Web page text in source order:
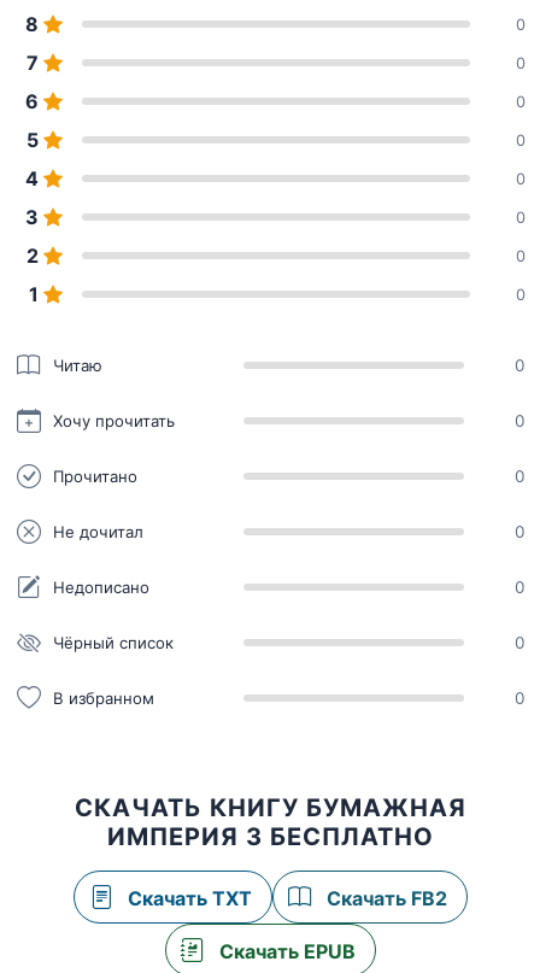
8 0
7 0
6 0
5 0
4 0
3 0
2 0
1 0
Читаю 0
Хочу прочитать 0
Прочитано 0
Не дочитал 0
Недописано 0
Чёрный список 0
В избранном 0
СКАЧАТЬ КНИГУ БУМАЖНАЯ
ИМПЕРИЯ 3 БЕСПЛАТНО
Скачать TXT Скачать FB2
Скачать EPUB